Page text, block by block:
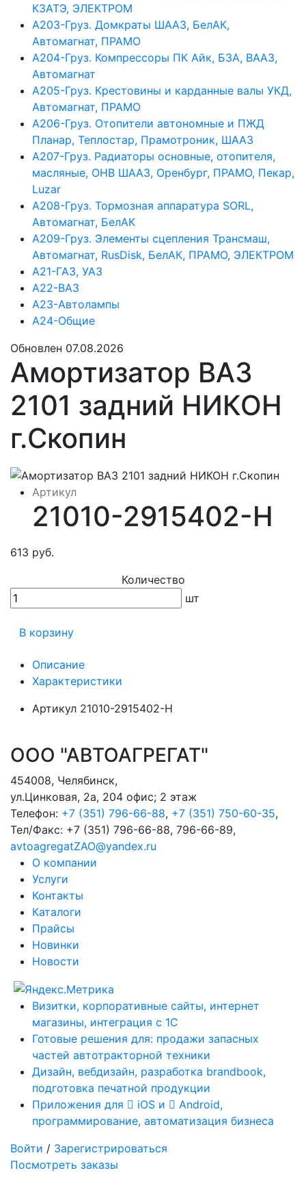
КЗАТЭ, ЭЛЕКТРОМ
А203-Груз. Домкраты ШААЗ, БелАК,
Автомагнат, ПРАМО
А204-Груз. Компрессоры ПК Айк, БЗА, ВААЗ,
Автомагнат
А205-Груз. Крестовины и карданные валы УКД,
Автомагнат, ПРАМО
А206-Груз. Отопители автономные и ПЖД
Планар, Теплостар, Прамотроник, ШААЗ
А207-Груз. Радиаторы основные, отопителя,
масляные, ОНВ ШААЗ, Оренбург, ПРАМО, Пекар,
Luzar
А208-Груз. Тормозная аппаратура SORL,
Автомагнат, БелАК
А209-Груз. Элементы сцепления Трансмаш,
Автомагнат, RusDisk, БелАК, ПРАМО, ЭЛЕКТРОМ
А21-ГАЗ, УАЗ
А22-ВАЗ
А23-Автолампы
А24-Общие
Обновлен 07.08.2026
Амортизатор ВАЗ
2101 задний НИКОН
г.Скопин
Артикул
21010-2915402-Н
613 руб.
Количество
шт
В корзину
Описание
Характеристики
Артикул 21010-2915402-Н
ООО "АВТОАГРЕГАТ"
454008, Челябинск,
ул.Цинковая, 2а, 204 офис; 2 этаж
Телефон: +7 (351) 796-66-88, +7 (351) 750-60-35,
Тел/Факс: +7 (351) 796-66-88, 796-66-89,
avtoagregatZAO@yandex.ru
О компании
Услуги
Контакты
Каталоги
Прайсы
Новинки
Новости
Визитки, корпоративные сайты, интернет
магазины, интеграция с 1С
Готовые решения для: продажи запасных
частей автотракторной техники
Дизайн, вебдизайн, разработка brandbook,
подготовка печатной продукции
Приложения для
iOS и
Android,
программирование, автоматизация бизнеса
Войти / Зарегистрироваться
Посмотреть заказы